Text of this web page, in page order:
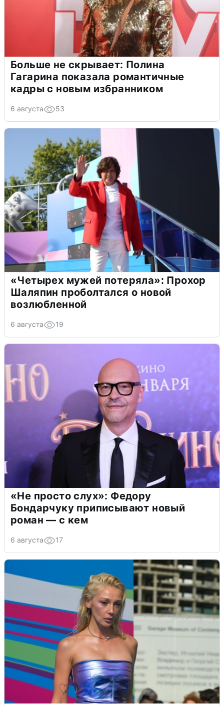
Больше не скрывает: Полина
Гагарина показала романтичные
кадры с новым избранником
6 августа 53
«Четырех мужей потеряла»: Прохор
Шаляпин проболтался о новой
возлюбленной
6 августа 19
«Не просто слух»: Федору
Бондарчуку приписывают новый
роман — с кем
6 августа 17